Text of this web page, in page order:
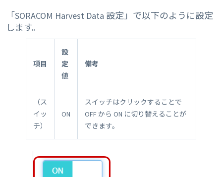
「SORACOM Harvest Data 設定」で以下のように設定
します。
項目
設
定
値
備考
（ス
イッ
チ）
ON
スイッチはクリックすることで
OFF から ON に切り替えることが
できます。